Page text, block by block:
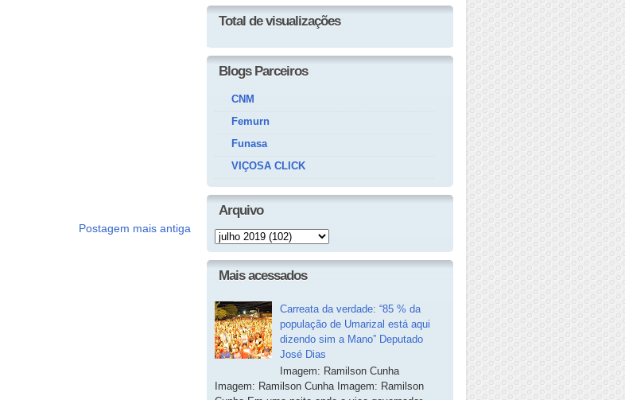
Postagem mais antiga
Total de visualizações
Blogs Parceiros
CNM
Femurn
Funasa
VIÇOSA CLICK
Arquivo
Mais acessados
Carreata da verdade: “85 % da
população de Umarizal está aqui
dizendo sim a Mano” Deputado
José Dias
Imagem: Ramilson Cunha
Imagem: Ramilson Cunha Imagem: Ramilson